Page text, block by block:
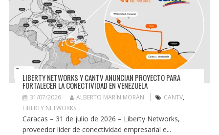
LIBERTY NETWORKS Y CANTV ANUNCIAN PROYECTO PARA
FORTALECER LA CONECTIVIDAD EN VENEZUELA
31/07/2026 ALBERTO MARÍN MORÁN CANTV,
LIBERTY NETWORKS
Caracas – 31 de julio de 2026 – Liberty Networks,
proveedor líder de conectividad empresarial e...